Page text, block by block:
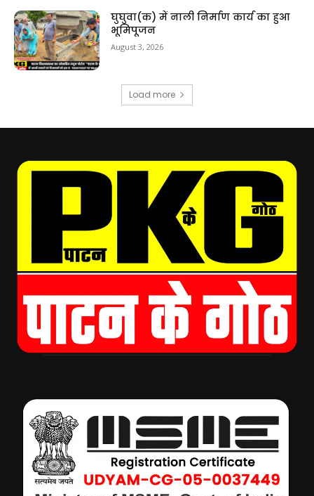
घुघुवा(क) में नाली निर्माण कार्य का हुआ
भूमिपूजन
August 3, 2026
Load more